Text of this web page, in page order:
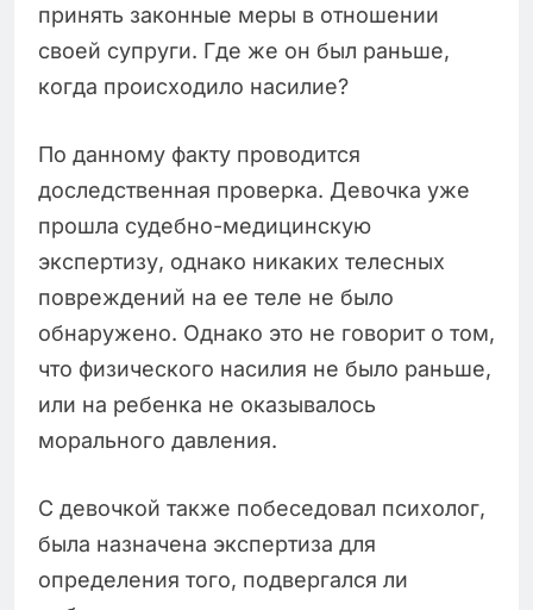
принять законные меры в отношении
своей супруги. Где же он был раньше,
когда происходило насилие?
По данному факту проводится
доследственная проверка. Девочка уже
прошла судебно-медицинскую
экспертизу, однако никаких телесных
повреждений на ее теле не было
обнаружено. Однако это не говорит о том,
что физического насилия не было раньше,
или на ребенка не оказывалось
морального давления.
С девочкой также побеседовал психолог,
была назначена экспертиза для
определения того, подвергался ли